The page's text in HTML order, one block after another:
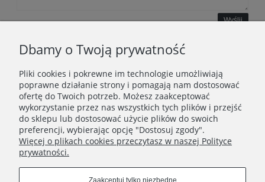
Wyślij
WAŻNE INFORMACJE
POLECANE STRONY
Dbamy o Twoją prywatność
Pliki cookies i pokrewne im technologie umożliwiają
poprawne działanie strony i pomagają nam dostosować
ofertę do Twoich potrzeb. Możesz zaakceptować
wykorzystanie przez nas wszystkich tych plików i przejść
do sklepu lub dostosować użycie plików do swoich
preferencji, wybierając opcję "Dostosuj zgody".
Więcej o plikach cookies przeczytasz w naszej Polityce
prywatności.
Zaakceptuj tylko niezbędne